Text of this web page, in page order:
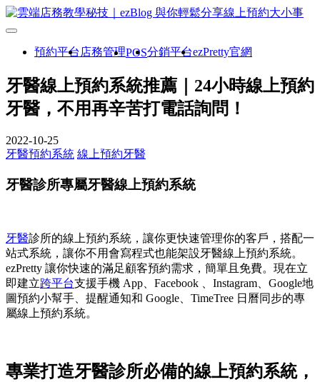
預約平台 店務管理POS分銷平台ezPretty官網
牙醫線上預約系統推薦｜24小時線上預約
牙醫，不用再辛苦打電話詢問！
2022-10-25
牙醫預約系統 線上預約牙醫
牙醫診所專屬牙醫線上預約系統
牙醫診所的線上預約系統，讓你更快速管理你的客戶，搭配一
站式系統，讓你不用會寫程式也能架設牙醫線上預約系統。
ezPretty 讓你快速的滿足顧客預約需求，簡單且免費。現在立
即建立跨平台支援手機 App、Facebook 、Instagram、Google地
圖預約小幫手、提醒通知和 Google、TimeTree 日曆同步的專
屬線上預約系統。
專業打造牙醫診所必備的線上預約系統，